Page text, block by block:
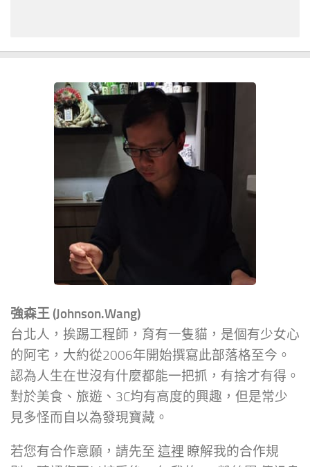
強森王 (Johnson.Wang)
台北人，挨踢工程師，育有一隻貓，是個有少女心
的阿宅，大約從2006年開始撰寫此部落格至今。
認為人生在世沒有什麼都能一把抓，有捨才有得。
對於美食、旅遊、3C均有高度的興趣，但是常少
見多怪而自以為發現寶藏。
若您有合作意願，請先至 這裡 瞭解我的合作規